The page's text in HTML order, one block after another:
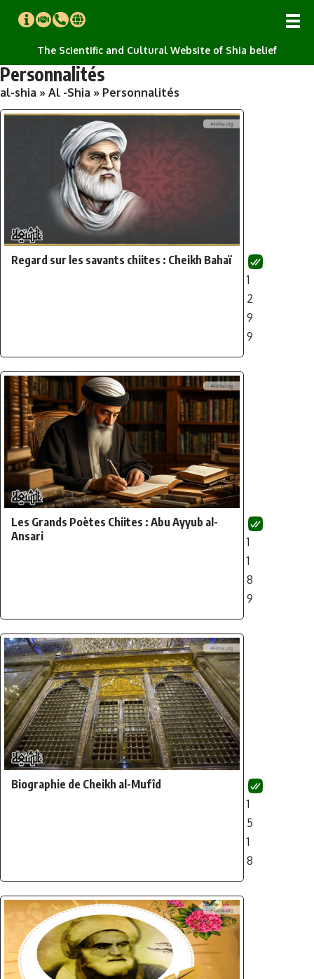
The Scientific and Cultural Website of Shia belief
Personnalités
al-shia » Al -Shia » Personnalités
Regard sur les savants chiites : Cheikh Bahaï
1
2
9
9
Les Grands Poètes Chiites : Abu Ayyub al-
Ansari
1
1
8
9
Biographie de Cheikh al-Mufîd
1
5
1
8